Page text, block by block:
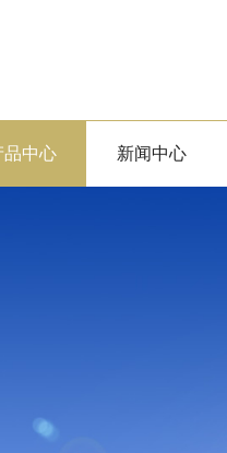
品中心 新闻中心